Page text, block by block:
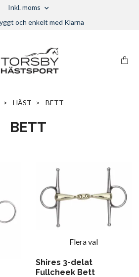
Inkl. moms
och enkelt med Klarna
HÄST BETT
BETT
Flera val
Shires 3-delat
Fullcheek Bett